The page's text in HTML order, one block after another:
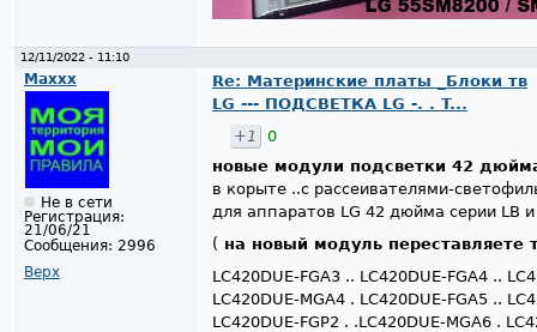
12/11/2022 - 11:10
Maxxx
Не в сети
Регистрация:
21/06/21
Сообщения: 2996
Верх
Re: Материнские платы _Блоки тв
LG --- ПОДСВЕТКА LG -. . T...
+1
0
новые модули подсветки 42
в корыте ..с рассеивателями-
для аппаратов LG 42 дюйма серии LB и
( на новый модуль переставляете
LC420DUE-FGA3 .. LC420DUE-FGA4 ..
LC420DUE-MGA4 . LC420DUE-FGA5 ..
LC420DUE-FGP2 . .LC420DUE-MGA6 .